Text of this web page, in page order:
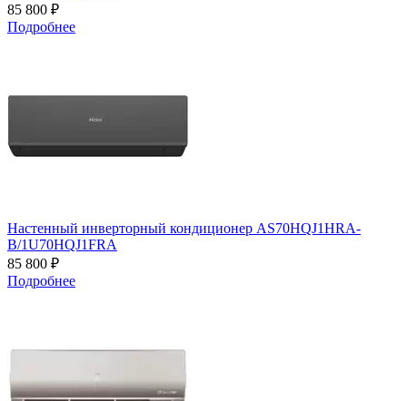
85 800 ₽
Подробнее
Настенный инверторный кондиционер AS70HQJ1HRA-
B/1U70HQJ1FRA
85 800 ₽
Подробнее